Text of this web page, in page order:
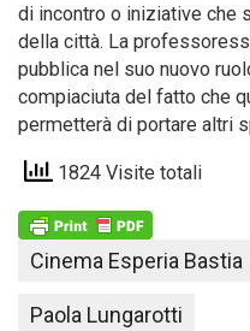
di incontro o iniziative che
della città. La
pubblica nel suo nuovo
compiaciuta del fatto che
permetterà di portare altri
1824 Visite totali
Cinema Esperia Bastia
Paola Lungarotti